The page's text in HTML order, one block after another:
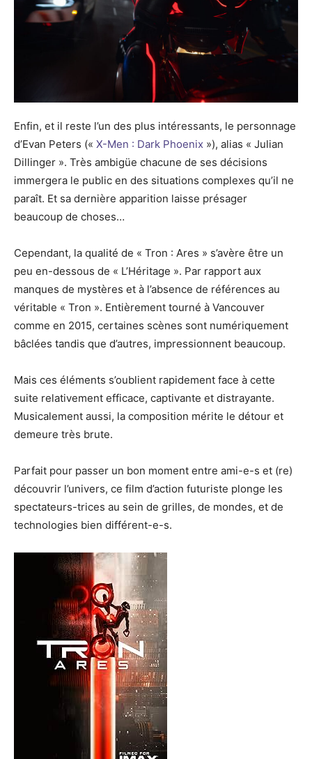
Enfin, et il reste l’un des plus intéressants, le personnage
d’Evan Peters (« X-Men : Dark Phoenix »), alias « Julian
Dillinger ». Très ambigüe chacune de ses décisions
immergera le public en des situations complexes qu’il ne
paraît. Et sa dernière apparition laisse présager
beaucoup de choses…
Cependant, la qualité de « Tron : Ares » s’avère être un
peu en-dessous de « L’Héritage ». Par rapport aux
manques de mystères et à l’absence de références au
véritable « Tron ». Entièrement tourné à Vancouver
comme en 2015, certaines scènes sont numériquement
bâclées tandis que d’autres, impressionnent beaucoup.
Mais ces éléments s’oublient rapidement face à cette
suite relativement efficace, captivante et distrayante.
Musicalement aussi, la composition mérite le détour et
demeure très brute.
Parfait pour passer un bon moment entre ami-e-s et (re)
découvrir l’univers, ce film d’action futuriste plonge les
spectateurs-trices au sein de grilles, de mondes, et de
technologies bien différent-e-s.